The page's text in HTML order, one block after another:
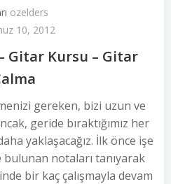
ozelders
10, 2012
Gitar Kursu – Gitar
gereken, bizi uzun ve
geride bıraktığımız her
yaklaşacağız. İlk önce işe
notaları tanıyarak
bir kaç çalışmayla devam